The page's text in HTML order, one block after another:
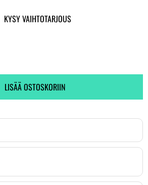
KYSY VAIHTOTARJOUS
LISÄÄ OSTOSKORIIN